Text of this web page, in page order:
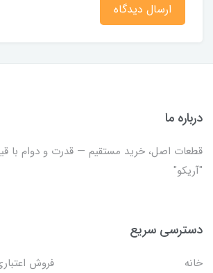
ارسال دیدگاه
درباره ما
قطعات اصل، خرید مستقیم — قدرت و دوام با
"آریکو"
دسترسی سریع
خانه
فروش